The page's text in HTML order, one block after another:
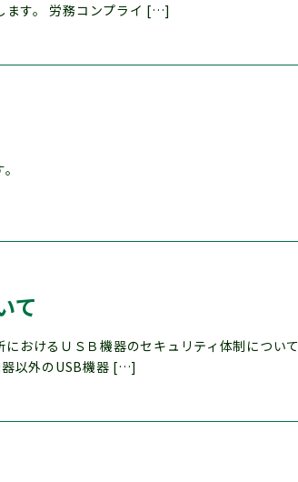
ます。 労務コンプライ […]
て
おけるＵＳＢ機器のセキュリティ体制について
器以外のUSB機器 […]